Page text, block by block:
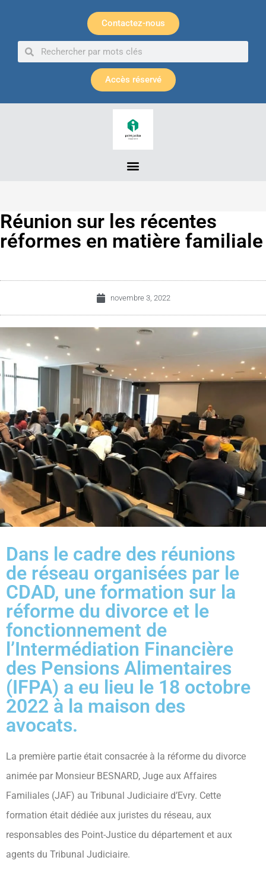
Contactez-nous
Accès réservé
Réunion sur les récentes
réformes en matière familiale
novembre 3, 2022
Dans le cadre des réunions
de réseau organisées par le
CDAD, une formation sur la
réforme du divorce et le
fonctionnement de
l’Intermédiation Financière
des Pensions Alimentaires
(IFPA) a eu lieu le 18 octobre
2022 à la maison des
avocats.
La première partie était consacrée à la réforme du divorce
animée par Monsieur BESNARD, Juge aux Affaires
Familiales (JAF) au Tribunal Judiciaire d’Evry. Cette
formation était dédiée aux juristes du réseau, aux
responsables des Point-Justice du département et aux
agents du Tribunal Judiciaire.